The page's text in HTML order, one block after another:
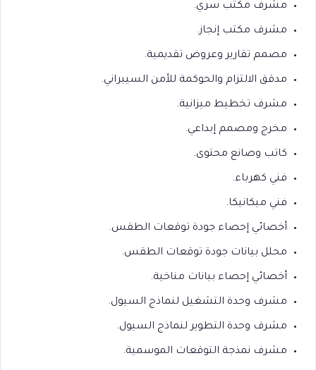
مشرف مكتب سري.
مشرف مكتب إنجاز.
مصمم تقارير وعروض تقديمية.
مدقق الالتزام والحوكمة للأمن السيبراني.
مشرف تخطيط ميزانية.
مخرج ومصمم إبداعي.
كاتب وصانع محتوى.
فني كهرباء.
فني ميكانيكا.
أخصائي إحصاء جودة توقعات الطقس.
محلل بيانات جودة توقعات الطقس.
أخصائي إحصاء بيانات مناخية.
مشرف وحدة التشغيل لنماذج السيول.
مشرف وحدة التطوير لنماذج السيول.
مشرف نمذجة التوقعات الموسمية.